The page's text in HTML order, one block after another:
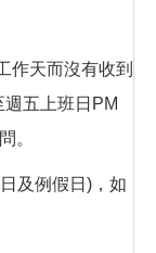
作天而沒有收到
五上班日PM
。
及例假日)，如